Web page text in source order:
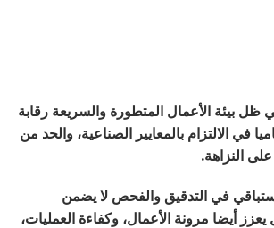
بيئة الأعمال المتطورة والسريعة رقابة
في الالتزام بالمعايير الصناعية، والحد من
النزاهة.
في التدقيق والفحص لا يضمن
أيضا مرونة الأعمال، وكفاءة العمليات،